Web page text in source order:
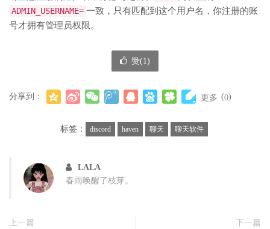
ADMIN_USERNAME= 一致，只有匹配到这个用户名，你注册的账
号才拥有管理员权限。
赞(1 )
分享到： 更多 (0)
标签： discord haven 聊天 聊天软件
LALA
春雨唤醒了枝芽。
上一篇
下一篇